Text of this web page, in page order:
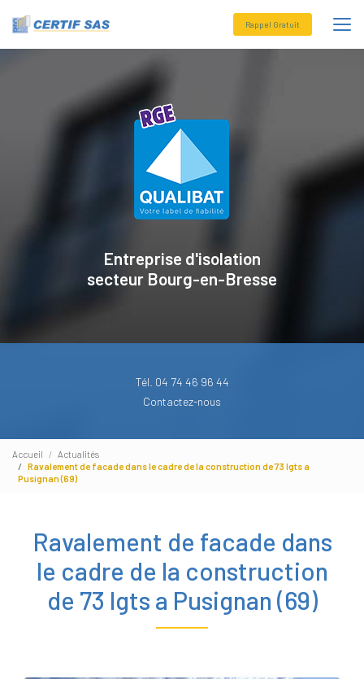
Rappel Gratuit
Entreprise d'isolation
secteurBourg-en-Bresse
Tél. 04 74 46 96 44
Contactez-nous
Accueil
Actualités
Ravalement de facade dans le cadre de la construction de 73 lgts a
Pusignan (69)
Ravalement de facade dans
le cadre de la construction
de 73 lgts a Pusignan (69)